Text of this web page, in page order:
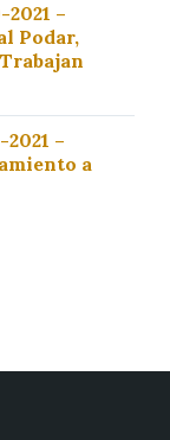
–
Podar,
–
a